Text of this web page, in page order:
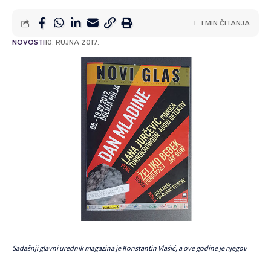
NOVOSTI10. RUJNA 2017.
1 MIN ČITANJA
Sadašnji glavni urednik magazina je Konstantin Vlašić, a ove godine je njegov